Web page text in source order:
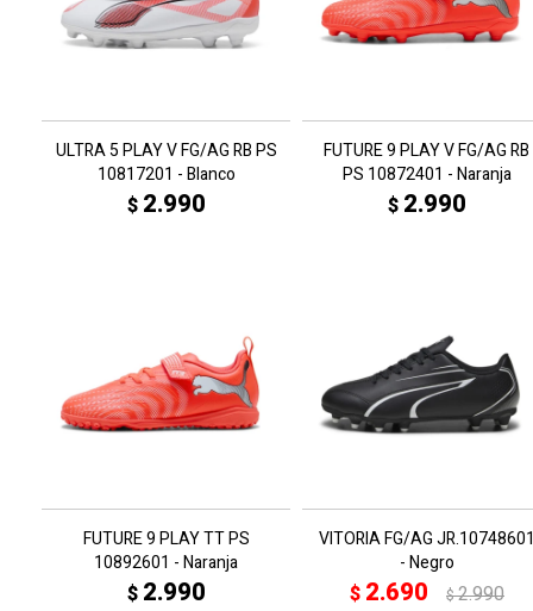
ULTRA 5 PLAY V FG/AG RB PS
10817201 - Blanco
$ 2.990
FUTURE 9 PLAY V FG/AG RB
PS 10872401 - Naranja
$ 2.990
FUTURE 9 PLAY TT PS
10892601 - Naranja
$ 2.990
VITORIA FG/AG
- Negro
$ 2.690 $2.990